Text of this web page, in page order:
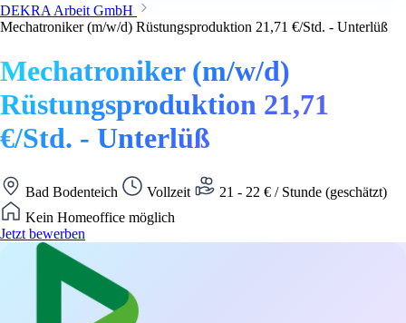
DEKRA Arbeit GmbH
Mechatroniker (m/w/d) Rüstungsproduktion 21,71 €/Std. - Unterlüß
Mechatroniker (m/w/d)
Rüstungsproduktion 21,71
€/Std. - Unterlüß
Bad Bodenteich Vollzeit
21 - 22 € / Stunde (geschätzt)
Kein Homeoffice möglich
Jetzt bewerben